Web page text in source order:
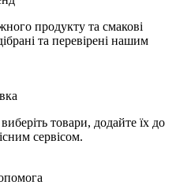
продукту та смакові
та перевірені нашим
товари, додайте їх до
сервісом.